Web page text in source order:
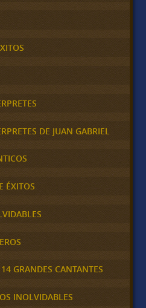
DE JUAN GABRIEL
ÉXITOS
GRANDES CANTANTES
INOLVIDABLES